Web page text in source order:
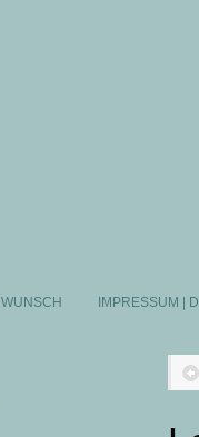
WUNSCH IMPRESSUM |